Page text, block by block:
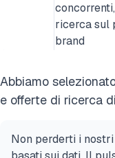
ricerca sul
brand
Abbiamo
e offerte di ricerca
Non perderti i